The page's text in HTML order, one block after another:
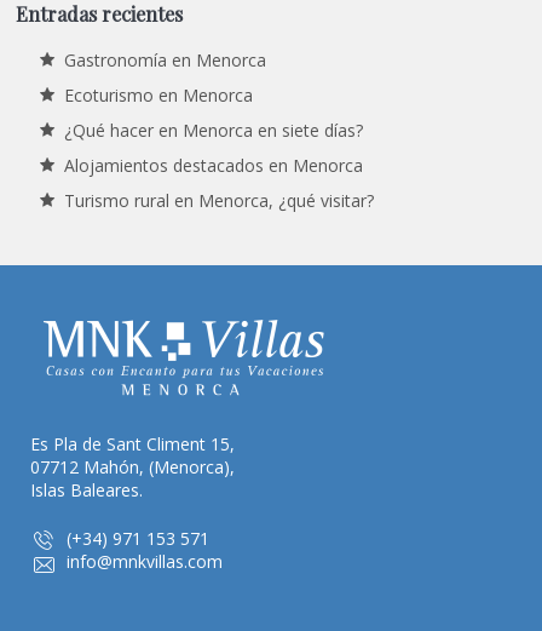
Entradas recientes
Gastronomía en Menorca
Ecoturismo en Menorca
¿Qué hacer en Menorca en siete días?
Alojamientos destacados en Menorca
Turismo rural en Menorca, ¿qué visitar?
Es Pla de Sant Climent 15,
07712 Mahón, (Menorca),
Islas Baleares.
(+34) 971 153 571
info@mnkvillas.com